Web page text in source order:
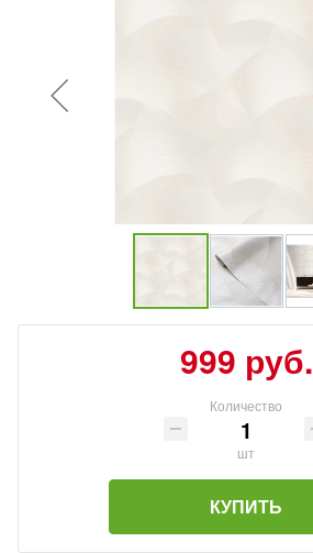
999 руб.
Количество
шт
КУПИТЬ